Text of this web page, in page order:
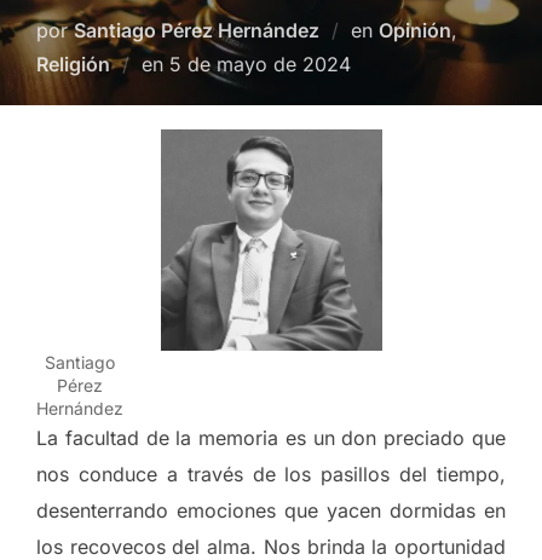
porSantiago Pérez Hernández en Opinión,
Religión
en Publicado
5 de mayo de 2024
Santiago
Pérez
Hernández
La facultad de la memoria es un don preciado que
nos conduce a través de los pasillos del tiempo,
desenterrando emociones que yacen dormidas en
los recovecos del alma. Nos brinda la oportunidad